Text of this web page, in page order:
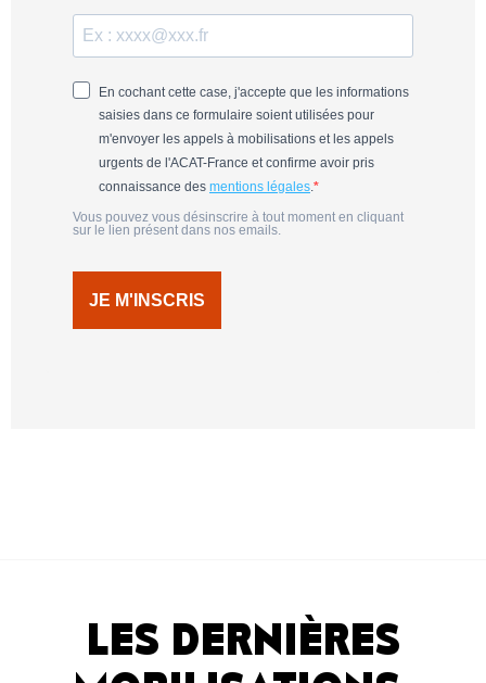
En cochant cette case, j'accepte que les informations
saisies dans ce formulaire soient utilisées pour
m'envoyer les appels à mobilisations et les appels
urgents de l'ACAT-France et confirme avoir pris
connaissance des mentions légales.
Vous pouvez vous désinscrire à tout moment en cliquant
sur le lien présent dans nos emails.
JE M'INSCRIS
LES DERNIÈRES